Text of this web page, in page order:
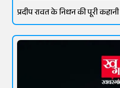
प्रदीप रावत के निधन की पूरी कहानी